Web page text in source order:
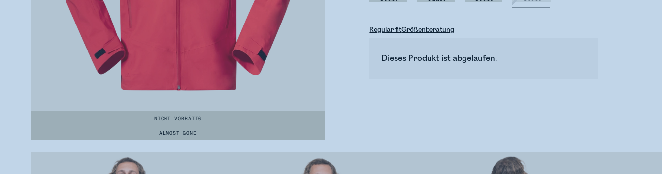
NICHT VORRÄTIG
ALMOST GONE
Regular fitGrößenberatung
Dieses Produkt ist abgelaufen.